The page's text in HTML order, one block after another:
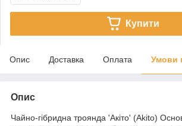
Купити
Опис Доставка Оплата Умови
Опис
Чайно-гібридна троянда 'Акіто' (Akito)